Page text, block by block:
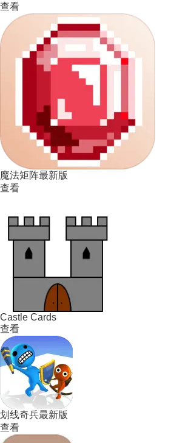
查看
魔法矩阵最新版
查看
Castle Cards
查看
划线奇兵最新版
查看